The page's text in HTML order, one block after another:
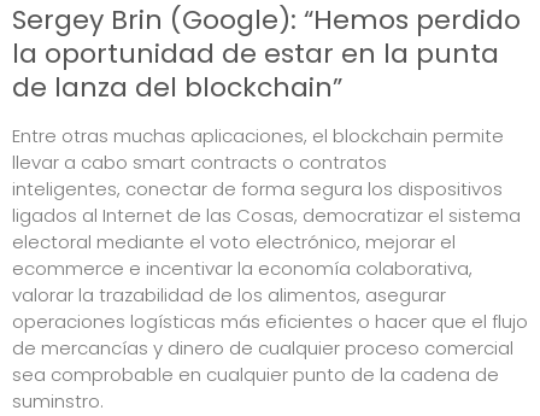
Sergey Brin (Google): “Hemos perdido
la oportunidad de estar en la punta
de lanza del blockchain”
Entre otras muchas aplicaciones, el blockchain permite
llevar a cabo smart contracts o contratos
inteligentes, conectar de forma segura los dispositivos
ligados al Internet de las Cosas, democratizar el sistema
electoral mediante el voto electrónico, mejorar el
ecommerce e incentivar la economía colaborativa,
valorar la trazabilidad de los alimentos, asegurar
operaciones logísticas más eficientes o hacer que el flujo
de mercancías y dinero de cualquier proceso comercial
sea comprobable en cualquier punto de la cadena de
suminstro.